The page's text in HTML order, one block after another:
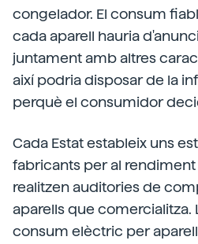
congelador. El consum
cada aparell hauria
juntament amb altres
així podria disposar de la
perquè el consumidor
Cada Estat estableix uns
fabricants per al rendiment
realitzen auditories de
aparells que comercialitza.
consum elèctric per